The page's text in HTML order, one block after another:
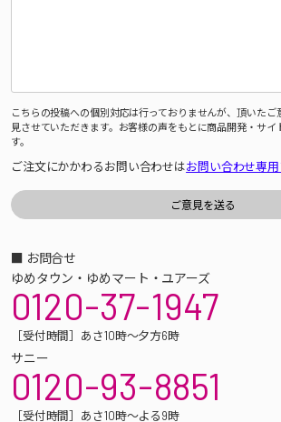
こちらの投稿への個別対応は行っておりませんが、頂いたご
見させていただきます。お客様の声をもとに商品開発・サイ
す。
ご注文にかかわるお問い合わせはお問い合わせ専
■ お問合せ
ゆめタウン・ゆめマート・ユアーズ
0120-37-1947
［受付時間］あさ10時～夕方6時
サニー
0120-93-8851
［受付時間］あさ10時～よる9時